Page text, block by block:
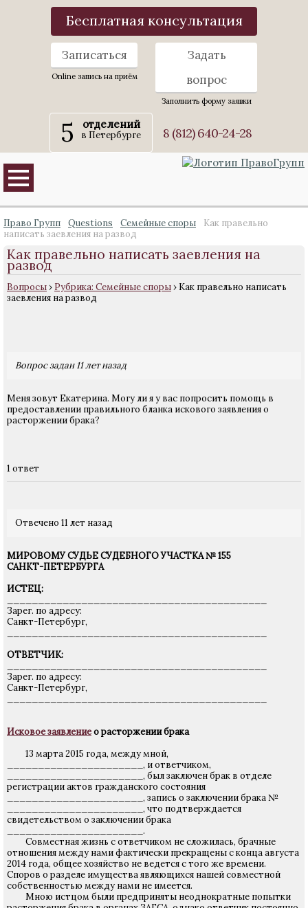
Бесплатная консультация
Записаться
Online запись на приём
Задать
вопрос
Заполнить форму заявки
5 отделений
в Петербурге 8 (812) 640-24-28
Право Групп Questions Семейные споры
Как правельно
написать заевления на развод
Как правельно написать заевления на
развод
Вопросы› Рубрика: Семейные споры› Как правельно написать
заевления на развод
Вопрос задан 11 лет назад
Меня зовут Екатерина. Могу ли я у вас попросить помощь в
предоставлении правильного бланка искового заявления о
расторжении брака?
1 ответ
Отвечено 11 лет назад
МИРОВОМУ СУДЬЕ СУДЕБНОГО УЧАСТКА № 155
САНКТ-ПЕТЕРБУРГА
ИСТЕЦ:
Зарег. по адресу:
Санкт-Петербург,
ОТВЕТЧИК:
Зарег. по адресу:
Санкт-Петербург,
Исковое заявлениео расторжении брака
13 марта 2015 года, между мной,
______________________, и ответчиком,
______________________, был заключен брак в отделе
регистрации актов гражданского состояния
______________________, запись о заключении брака №
______________________, что подтверждается
свидетельством о заключении брака
______________________.
Совместная жизнь с ответчиком не сложилась, брачные
отношения между нами фактически прекращены с конца августа
2014 года, общее хозяйство не ведется с того же времени.
Споров о разделе имущества являющихся нашей совместной
собственностью между нами не имеется.
Мною истцом были предприняты неоднократные попытки